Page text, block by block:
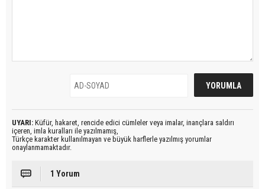
UYARI: Küfür, hakaret, rencide edici cümleler veya imalar, inançlara saldırı
içeren, imla kuralları ile yazılmamış,
Türkçe karakter kullanılmayan ve büyük harflerle yazılmış yorumlar
onaylanmamaktadır.
1 Yorum